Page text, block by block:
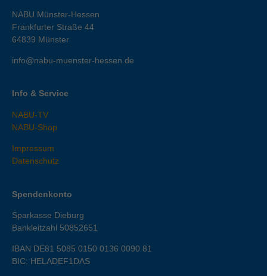
NABU Münster-Hessen
Frankfurter Straße 44
64839 Münster
info@nabu-muenster-hessen.de
Info & Service
NABU-TV
NABU-Shop
Impressum
Datenschutz
Spendenkonto
Sparkasse Dieburg
Bankleitzahl 50852651
IBAN DE81 5085 0150 0136 0090 81
BIC: HELADEF1DAS